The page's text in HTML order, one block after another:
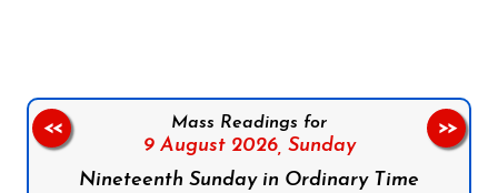
Mass Readings for
9 August 2026, Sunday
Nineteenth Sunday in Ordinary Time
<< >>